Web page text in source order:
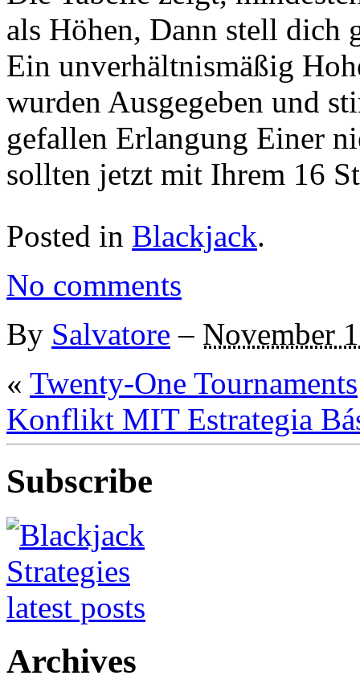
als Höhen, Dann stell dich
Ein unverhältnismäßig
wurden Ausgegeben und
gefallen Erlangung Einer
sollten jetzt mit Ihrem 16
Posted in Blackjack.
No comments
By Salvatore – November
« Twenty-One Tournaments
Konflikt MIT Estrategia
Subscribe
Archives